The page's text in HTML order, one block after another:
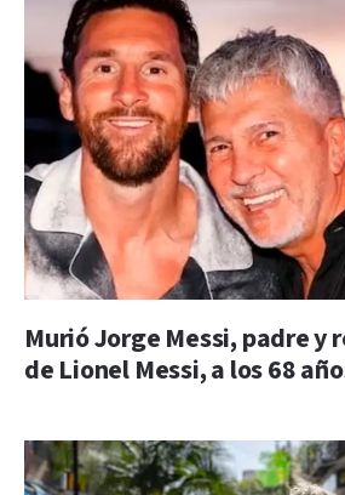
Murió Jorge Messi, padre y
de Lionel Messi, a los 68